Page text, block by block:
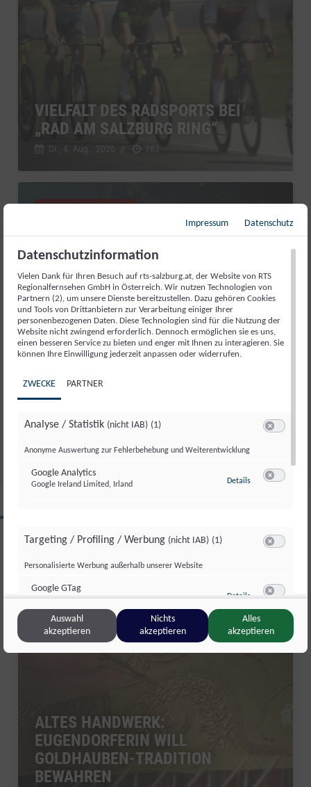
VIELFALT DES RADSPORTS BEI
„RAD AM SALZBURG RING“
Di., 4. Aug.. 2026 // 282
RED BULL ROMANIACS: MANUEL
LETTENBICHLER FEIERT 7.
ALTES HANDWERK:
EUGENDORFERIN WILL
GOLDHAUBEN-TRADITION
BEWAHREN
Salzburg Magazin
Impressum Datenschutz
Datenschutzinformation
Vielen Dank für Ihren Besuch auf rts-salzburg.at, der Website von RTS
Regionalfernsehen GmbH in Österreich. Wir nutzen Technologien von
Partnern (2), um unsere Dienste bereitzustellen. Dazu gehören Cookies
und Tools von Drittanbietern zur Verarbeitung einiger Ihrer
personenbezogenen Daten. Diese Technologien sind für die Nutzung der
Website nicht zwingend erforderlich. Dennoch ermöglichen sie es uns,
einen besseren Service zu bieten und enger mit Ihnen zu interagieren. Sie
können Ihre Einwilligung jederzeit anpassen oder widerrufen.
ZWECKE PARTNER
Analyse / Statistik (nicht IAB) (1)
Anonyme Auswertung zur Fehlerbehebung und Weiterentwicklung
Google Analytics
Google Ireland Limited, Irland Details zu Google
Targeting / Profiling / Werbung (nicht IAB) (1)
Personalisierte Werbung außerhalb unserer Website
Google GTag
Google Ireland Limited, Irland Details zu Google GTag
Sonstige Inhalte(nicht IAB) (2)
Vimeo Inc., USA
YouTube
Google Ireland Limited, Irland
Auswahl
akzeptieren
Nichts
akzeptieren
Alles
akzeptieren